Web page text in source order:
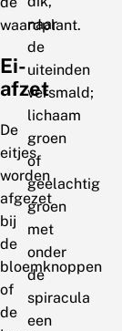
waardplant.
Ei-
afzet
De
eitjes
worden
afgezet
bij
de
bloemknoppen
of
de
naar
de
uiteinden
versmald;
lichaam
groen
of
geelachtig
groen
met
onder
de
spiracula
een